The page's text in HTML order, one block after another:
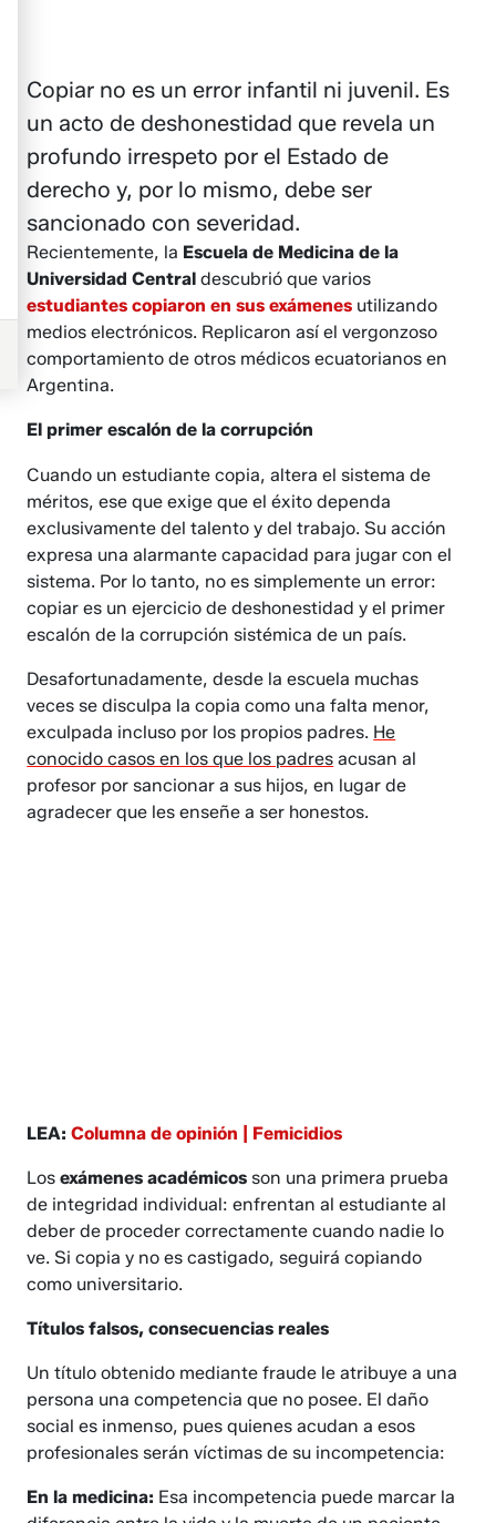
Copiar no es un error infantil ni juvenil. Es
un acto de deshonestidad que revela un
profundo irrespeto por el Estado de
derecho y, por lo mismo, debe ser
sancionado con severidad.
Recientemente, la Escuela de Medicina de la
Universidad Central descubrió que varios
estudiantes copiaron en sus exámenes utilizando
medios electrónicos. Replicaron así el vergonzoso
comportamiento de otros médicos ecuatorianos en
Argentina.
El primer escalón de la corrupción
Cuando un estudiante copia, altera el sistema de
méritos, ese que exige que el éxito dependa
exclusivamente del talento y del trabajo. Su acción
expresa una alarmante capacidad para jugar con el
sistema. Por lo tanto, no es simplemente un error:
copiar es un ejercicio de deshonestidad y el primer
escalón de la corrupción sistémica de un país.
Desafortunadamente, desde la escuela muchas
veces se disculpa la copia como una falta menor,
exculpada incluso por los propios padres. He
conocido casos en los que los padres acusan al
profesor por sancionar a sus hijos, en lugar de
agradecer que les enseñe a ser honestos.
LEA:Columna de opinión | Femicidios
Losexámenes académicos son una primera prueba
de integridad individual: enfrentan al estudiante al
deber de proceder correctamente cuando nadie lo
ve. Si copia y no es castigado, seguirá copiando
como universitario.
Títulos falsos, consecuencias reales
Un título obtenido mediante fraude le atribuye a una
persona una competencia que no posee. El daño
social es inmenso, pues quienes acudan a esos
profesionales serán víctimas de su incompetencia:
En la medicina: Esa incompetencia puede marcar la